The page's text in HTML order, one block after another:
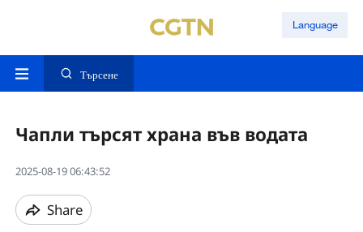
Language
Търсене
Чапли търсят храна във водата
2025-08-19 06:43:52
Share